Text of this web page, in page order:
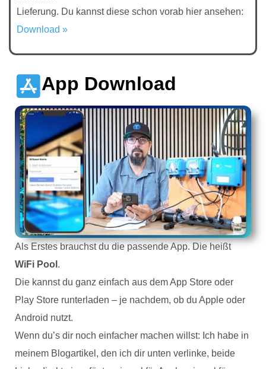
Lieferung. Du kannst diese schon vorab hier ansehen:
Download »
App Download
Als Erstes brauchst du die passende App. Die heißt
WiFi Pool .
Die kannst du ganz einfach aus dem App Store oder
Play Store runterladen – je nachdem, ob du Apple oder
Android nutzt.
Wenn du’s dir noch einfacher machen willst: Ich habe in
meinem Blogartikel, den ich dir unten verlinke, beide